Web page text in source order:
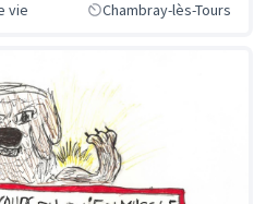
vie Chambray-lès-Tours